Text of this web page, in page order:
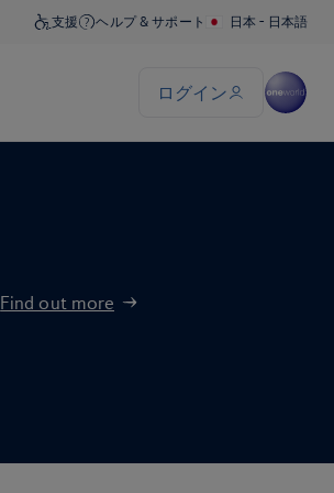
Find out more